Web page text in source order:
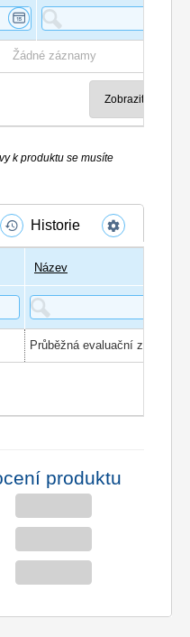
Žádné záznamy
k produktu se musíte
Historie
Název
produktu